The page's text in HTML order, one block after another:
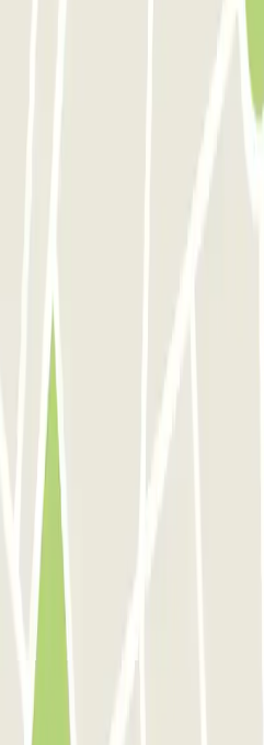
in Rome
Borghese
dichtbij Parking
Goedkope parkeergarages
Parkeren in Rome
in Verona